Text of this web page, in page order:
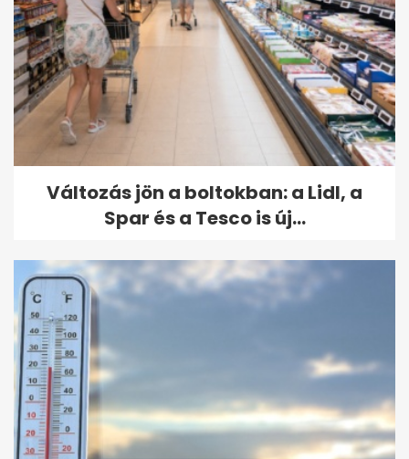
Változás jön a boltokban: a Lidl, a
Spar és a Tesco is új...